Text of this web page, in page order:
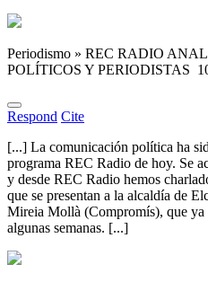
Periodismo » REC RADIO
POLÍTICOS Y PERIODISTAS
Respond Cite
[...] La comunicación política ha
programa REC Radio de hoy. Se
y desde REC Radio hemos
que se presentan a la alcaldía de
Mireia Mollà (Compromís), que ya
algunas semanas. [...]